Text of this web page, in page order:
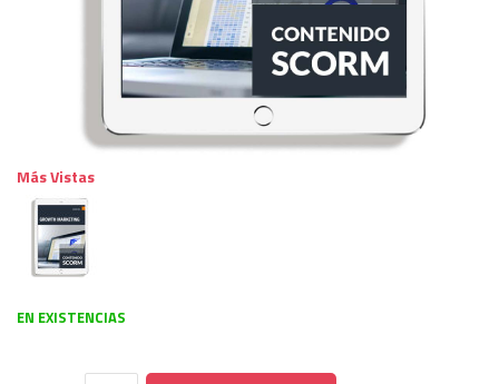
Más Vistas
EN EXISTENCIAS